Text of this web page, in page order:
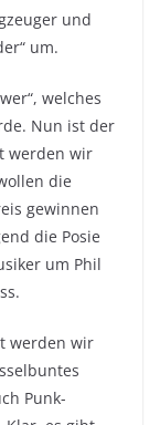
und
um.
welches
Nun ist der
werden wir
die
gewinnen
die Posie
um Phil
werden wir
Punk-